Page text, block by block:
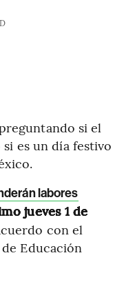
si el
si es un día festivo
labores
jueves 1 de
con el
Educación